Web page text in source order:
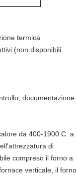
termica
(non disponibili
documentazione
da 400-1900.C. a
di
compreso il forno a
verticale, il forno